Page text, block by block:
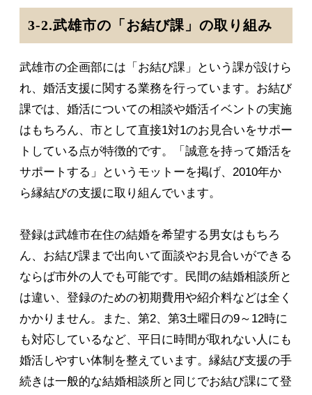
3-2.武雄市の「お結び課」の取り組み
武雄市の企画部には「お結び課」という課が設けら
れ、婚活支援に関する業務を行っています。お結び
課では、婚活についての相談や婚活イベントの実施
はもちろん、市として直接1対1のお見合いをサポー
トしている点が特徴的です。「誠意を持って婚活を
サポートする」というモットーを掲げ、2010年か
ら縁結びの支援に取り組んでいます。
登録は武雄市在住の結婚を希望する男女はもちろ
ん、お結び課まで出向いて面談やお見合いができる
ならば市外の人でも可能です。民間の結婚相談所と
は違い、登録のための初期費用や紹介料などは全く
かかりません。また、第2、第3土曜日の9～12時に
も対応しているなど、平日に時間が取れない人にも
婚活しやすい体制を整えています。縁結び支援の手
続きは一般的な結婚相談所と同じでお結び課にて登